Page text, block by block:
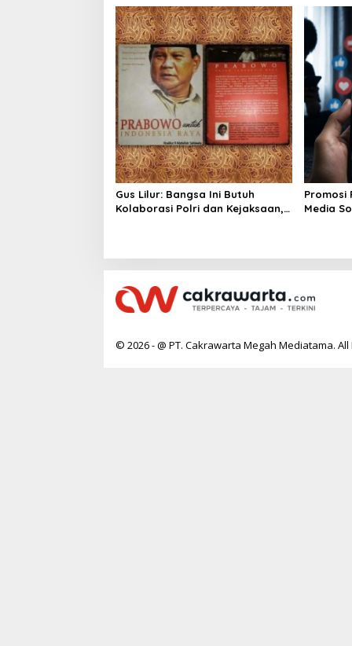
Akses Bantuan Hukum
Irhamni:
Gus Lilur: Bangsa Ini Butuh
Kolaborasi Polri dan Kejaksaan,
Promosi
Media
© 2026 - @ PT. Cakrawarta Megah Mediatama.